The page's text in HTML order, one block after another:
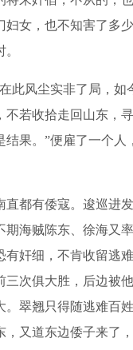
妇女，也不知害了多
风尘实非了局，如
不若收拾走回山东，
结果。”便雇了一个人
都有倭寇。逡巡进发
期海贼陈东、徐海又
有奸细，不肯收留逃
三次俱大胜，后边被
。翠翘只得随逃难百
，又道东边倭子来了